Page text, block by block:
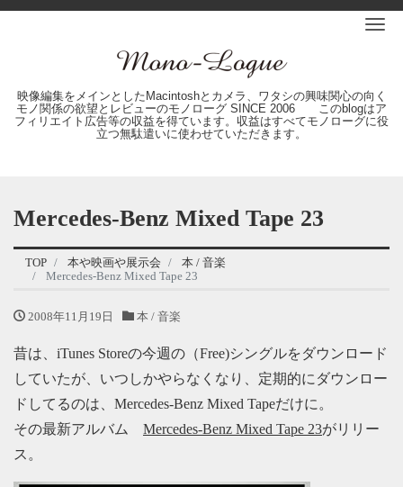
映像編集をメインとしたMacintoshとカメラ、ワタシの興味関心の向く
モノ関係の欲望とレビューのモノローグ SINCE 2006 このblogはア
フィリエイト広告等の収益を得ています。収益はすべてモノローグに役
立つ無駄遣いに使わせていただきます。
Mercedes-Benz Mixed Tape 23
TOP 本や映画や展示会
本 / 音楽
Mercedes-Benz Mixed Tape 23
2008年11月19日 本 / 音楽
昔は、iTunes Storeの今週の（Free)シングルをダウンロード
していたが、いつしかやらなくなり、定期的にダウンロー
ドしてるのは、Mercedes-Benz Mixed Tapeだけに。
その最新アルバム Mercedes-Benz Mixed Tape 23がリリー
ス。